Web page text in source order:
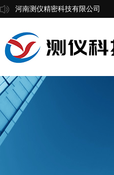
河南测仪精密科技有限公司